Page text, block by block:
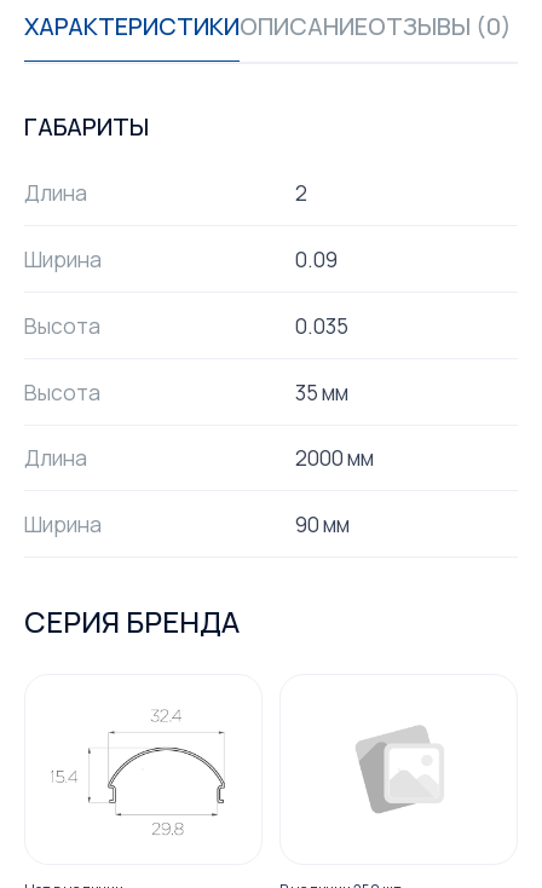
ХАРАКТЕРИСТИКИОПИСАНИЕОТЗЫВЫ (0)
ГАБАРИТЫ
Длина 2
Ширина 0.09
Высота 0.035
Высота 35 мм
Длина 2000 мм
Ширина 90 мм
СЕРИЯ БРЕНДА